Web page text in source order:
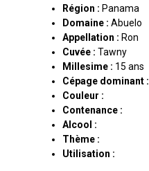
Région : Panama
Domaine : Abuelo
Appellation : Ron
Cuvée : Tawny
Millesime : 15 ans
Cépage dominant :
Couleur :
Contenance :
Alcool :
Thème :
Utilisation :